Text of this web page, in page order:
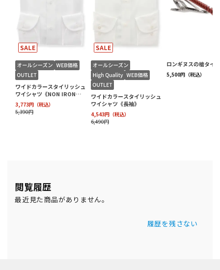
閲覧履歴
最近見た商品がありません。
履歴を残さない